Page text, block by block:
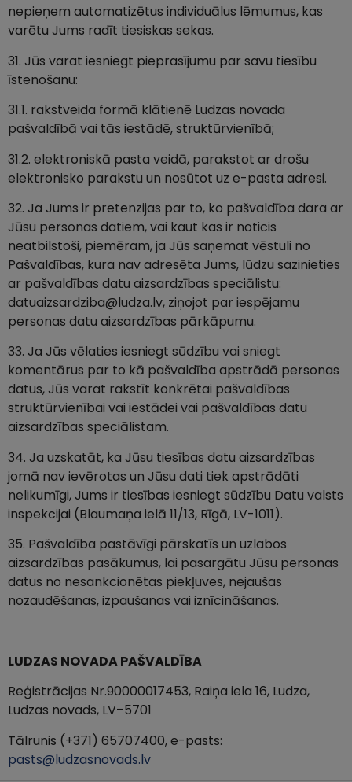
nepieņem automatizētus individuālus lēmumus, kas
varētu Jums radīt tiesiskas sekas.
31. Jūs varat iesniegt pieprasījumu par savu tiesību
īstenošanu:
31.1. rakstveida formā klātienē Ludzas novada
pašvaldībā vai tās iestādē, struktūrvienībā;
31.2. elektroniskā pasta veidā, parakstot ar drošu
elektronisko parakstu un nosūtot uz e-pasta adresi.
32. Ja Jums ir pretenzijas par to, ko pašvaldība dara ar
Jūsu personas datiem, vai kaut kas ir noticis
neatbilstoši, piemēram, ja Jūs saņemat vēstuli no
Pašvaldības, kura nav adresēta Jums, lūdzu sazinieties
ar pašvaldības datu aizsardzības speciālistu:
datuaizsardziba@ludza.lv, ziņojot par iespējamu
personas datu aizsardzības pārkāpumu.
33. Ja Jūs vēlaties iesniegt sūdzību vai sniegt
komentārus par to kā pašvaldība apstrādā personas
datus, Jūs varat rakstīt konkrētai pašvaldības
struktūrvienībai vai iestādei vai pašvaldības datu
aizsardzības speciālistam.
34. Ja uzskatāt, ka Jūsu tiesības datu aizsardzības
jomā nav ievērotas un Jūsu dati tiek apstrādāti
nelikumīgi, Jums ir tiesības iesniegt sūdzību Datu valsts
inspekcijai (Blaumaņa ielā 11/13, Rīgā, LV-1011).
35. Pašvaldība pastāvīgi pārskatīs un uzlabos
aizsardzības pasākumus, lai pasargātu Jūsu personas
datus no nesankcionētas piekļuves, nejaušas
nozaudēšanas, izpaušanas vai iznīcināšanas.
LUDZAS NOVADA PAŠVALDĪBA
Reģistrācijas Nr.90000017453, Raiņa iela 16, Ludza,
Ludzas novads, LV–5701
Tālrunis (+371) 65707400, e-pasts:
pasts@ludzasnovads.lv